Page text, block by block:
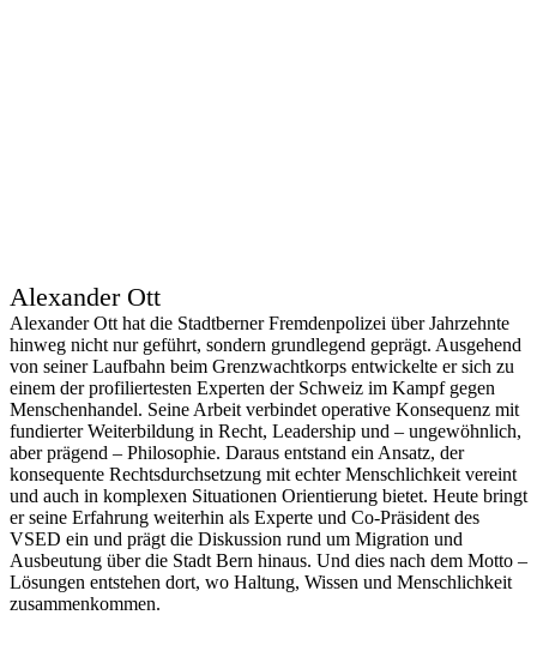
Alexander Ott
Alexander Ott hat die Stadtberner Fremdenpolizei über Jahrzehnte
hinweg nicht nur geführt, sondern grundlegend geprägt. Ausgehend
von seiner Laufbahn beim Grenzwachtkorps entwickelte er sich zu
einem der profiliertesten Experten der Schweiz im Kampf gegen
Menschenhandel. Seine Arbeit verbindet operative Konsequenz mit
fundierter Weiterbildung in Recht, Leadership und – ungewöhnlich,
aber prägend – Philosophie. Daraus entstand ein Ansatz, der
konsequente Rechtsdurchsetzung mit echter Menschlichkeit vereint
und auch in komplexen Situationen Orientierung bietet. Heute bringt
er seine Erfahrung weiterhin als Experte und Co-Präsident des
VSED ein und prägt die Diskussion rund um Migration und
Ausbeutung über die Stadt Bern hinaus. Und dies nach dem Motto –
Lösungen entstehen dort, wo Haltung, Wissen und Menschlichkeit
zusammenkommen.